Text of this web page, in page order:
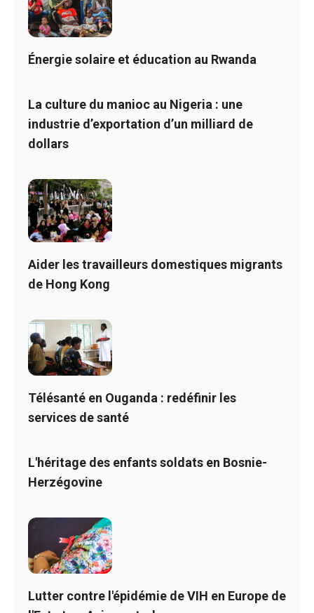
Énergie solaire et éducation au Rwanda
La culture du manioc au Nigeria : une
industrie d’exportation d’un milliard de
dollars
Aider les travailleurs domestiques migrants
de Hong Kong
Télésanté en Ouganda : redéfinir les
services de santé
L'héritage des enfants soldats en Bosnie-
Herzégovine
Lutter contre l'épidémie de VIH en Europe de